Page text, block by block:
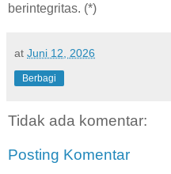
berintegritas. (*)
at Juni 12, 2026
Berbagi
Tidak ada komentar:
Posting Komentar